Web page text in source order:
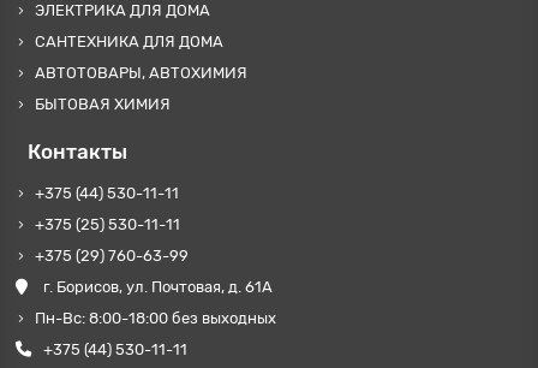
ЭЛЕКТРИКА ДЛЯ ДОМА
САНТЕХНИКА ДЛЯ ДОМА
АВТОТОВАРЫ, АВТОХИМИЯ
БЫТОВАЯ ХИМИЯ
Контакты
+375 (44) 530-11-11
+375 (25) 530-11-11
+375 (29) 760-63-99
г. Борисов, ул. Почтовая, д. 61А
Пн-Вс: 8:00-18:00 без выходных
+375 (44) 530-11-11